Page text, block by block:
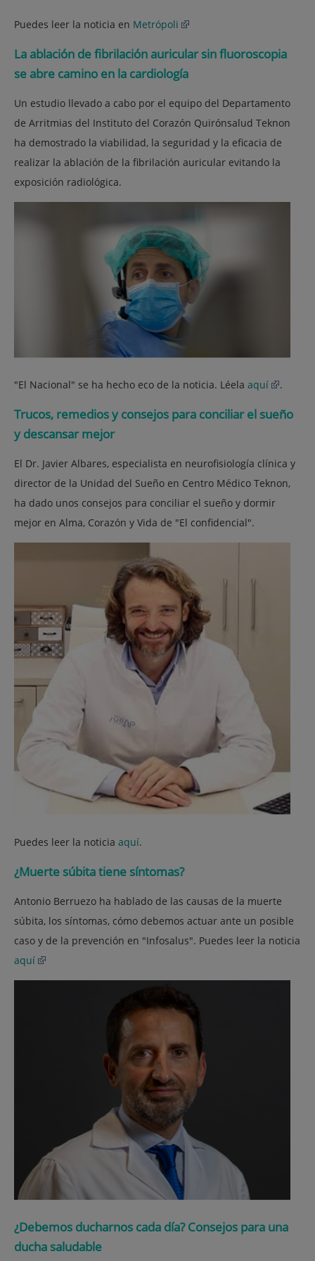
Puedes leer la noticia en Metrópoli
La ablación de fibrilación auricular sin fluoroscopia
se abre camino en la cardiología
Un estudio llevado a cabo por el equipo del Departamento
de Arritmias del Instituto del Corazón Quirónsalud Teknon
ha demostrado la viabilidad, la seguridad y la eficacia de
realizar la ablación de la fibrilación auricular evitando la
exposición radiológica.
"El Nacional" se ha hecho eco de la noticia. Léela aquí .
Trucos, remedios y consejos para conciliar el sueño
y descansar mejor
El Dr. Javier Albares, especialista en neurofisiología clínica y
director de la Unidad del Sueño en Centro Médico Teknon,
ha dado unos consejos para conciliar el sueño y dormir
mejor en Alma, Corazón y Vida de "El confidencial".
Puedes leer la noticia aquí.
¿Muerte súbita tiene síntomas?
Antonio Berruezo ha hablado de las causas de la muerte
súbita, los síntomas, cómo debemos actuar ante un posible
caso y de la prevención en "Infosalus". Puedes leer la noticia
aquí
¿Debemos ducharnos cada día? Consejos para una
ducha saludable